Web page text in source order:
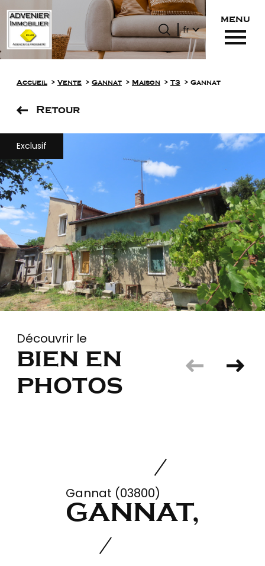
menu
Langue
fr
Accueil 0 Langue
fr
Accueil Vente Gannat Maison T3 Gannat
Retour
Exclusif
Découvrir le
bien en
photos
Gannat (03800)
GANNAT,